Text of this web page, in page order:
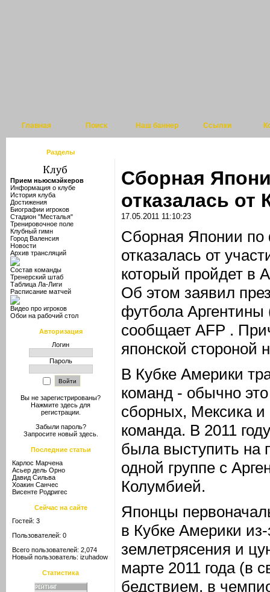
Главная Поиск Наш баннер Ссылки
Разделы
Прием ньюсмэйкеров
Информация о клубе
История клуба
Достижения
Биографии игроков
Стадион "Месталья"
Тренировочное поле
Клубный гимн
Город Валенсия
Новости
Архив трансляций
Состав команды
Тренерский штаб
Таблица Ла-Лиги
Расписание матчей
Видео про игроков
Обои на рабочий стол
Авторизация
Логин
Пароль
Вы не зарегистрированы?
Нажмите здесь для
регистрации.
Забыли пароль?
Запросите новый здесь.
Последние статьи
Карлос Марчена
Асьер дель Орно
Давид Сильва
Хоакин Санчес
Висенте Родригес
Сейчас на сайте
Гостей: 3
Пользователей: 0
Всего пользователей: 2,074
Новый пользователь: izuhadow
Статистика
Сборная
отказалась от
17.05.2011 11:10:23
Сборная Японии по
отказалась от
который пройдет в
Об этом заявил
футбола Аргентины
сообщает AFP .
японской стороной
В Кубке Америки
команд - обычно
сборных, Мексика
команда. В 2011
была выступить на
одной группе с
Колумбией.
Японцы
в Кубке Америки
землетрясения и
марте 2011 года (в
бедствием, в